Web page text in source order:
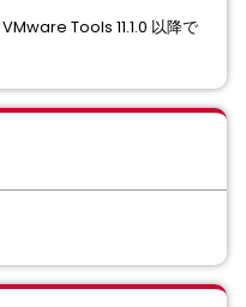
Tools 11.1.0 以降で